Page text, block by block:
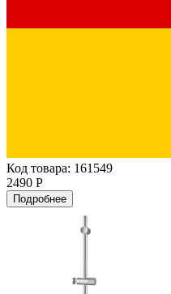
Код товара: 161549
2490 Р
Подробнее